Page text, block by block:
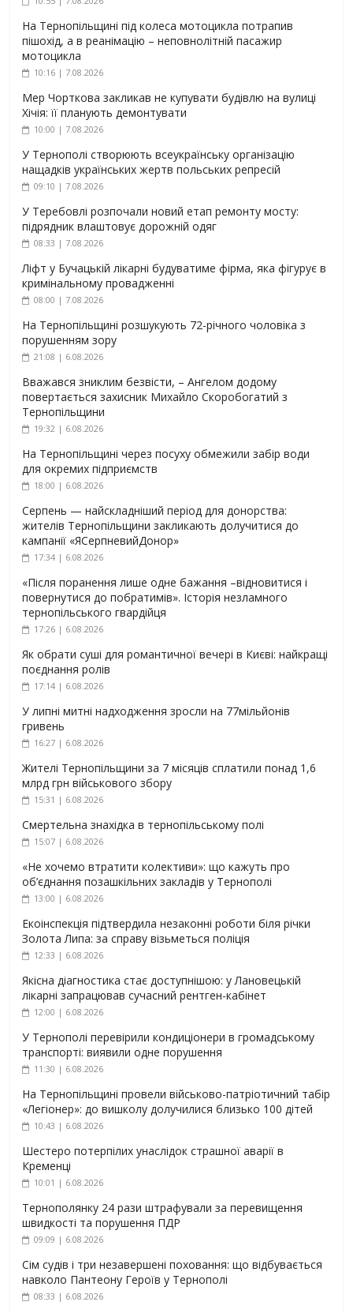
На Тернопільщині під колеса мотоцикла потрапив
пішохід, а в реанімацію – неповнолітній пасажир
мотоцикла
10:16 | 7.08.2026
Мер Чорткова закликав не купувати будівлю на вулиці
Хічія: її планують демонтувати
10:00 | 7.08.2026
У Тернополі створюють всеукраїнську організацію
нащадків українських жертв польських репресій
09:10 | 7.08.2026
У Теребовлі розпочали новий етап ремонту мосту:
підрядник влаштовує дорожній одяг
08:33 | 7.08.2026
Ліфт у Бучацькій лікарні будуватиме фірма, яка фігурує в
кримінальному провадженні
08:00 | 7.08.2026
На Тернопільщині розшукують 72-річного чоловіка з
порушенням зору
21:08 | 6.08.2026
Вважався зниклим безвісти, – Ангелом додому
повертається захисник Михайло Скоробогатий з
Тернопільщини
19:32 | 6.08.2026
На Тернопільщині через посуху обмежили забір води
для окремих підприємств
18:00 | 6.08.2026
Серпень — найскладніший період для донорства:
жителів Тернопільщини закликають долучитися до
кампанії «ЯСерпневийДонор»
17:34 | 6.08.2026
«Після поранення лише одне бажання –відновитися і
повернутися до побратимів». Історія незламного
тернопільського гвардійця
17:26 | 6.08.2026
Як обрати суші для романтичної вечері в Києві: найкращі
поєднання ролів
17:14 | 6.08.2026
У липні митні надходження зросли на 77мільйонів
гривень
16:27 | 6.08.2026
Жителі Тернопільщини за 7 місяців сплатили понад 1,6
млрд грн військового збору
15:31 | 6.08.2026
Смертельна знахідка в тернопільському полі
15:07 | 6.08.2026
«Не хочемо втратити колективи»: що кажуть про
об’єднання позашкільних закладів у Тернополі
13:00 | 6.08.2026
Екоінспекція підтвердила незаконні роботи біля річки
Золота Липа: за справу візьметься поліція
12:33 | 6.08.2026
Якісна діагностика стає доступнішою: у Лановецькій
лікарні запрацював сучасний рентген-кабінет
12:00 | 6.08.2026
У Тернополі перевірили кондиціонери в громадському
транспорті: виявили одне порушення
11:30 | 6.08.2026
На Тернопільщині провели військово-патріотичний табір
«Легіонер»: до вишколу долучилися близько 100 дітей
10:43 | 6.08.2026
Шестеро потерпілих унаслідок страшної аварії в
Кременці
10:01 | 6.08.2026
Тернополянку 24 рази штрафували за перевищення
швидкості та порушення ПДР
09:09 | 6.08.2026
Сім судів і три незавершені поховання: що відбувається
навколо Пантеону Героїв у Тернополі
08:33 | 6.08.2026